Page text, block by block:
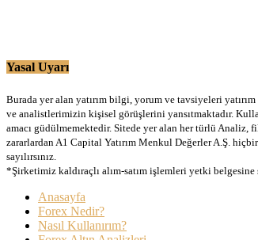
Yasal Uyarı
Burada yer alan yatırım bilgi, yorum ve tavsiyeleri
ve analistlerimizin kişisel görüşlerini yansıtmaktadır.
amacı güdülmemektedir. Sitede yer alan her türlü
zararlardan A1 Capital Yatırım Menkul Değerler A.Ş.
sayılırsınız.
*Şirketimiz kaldıraçlı alım-satım işlemleri yetki belgesine
Anasayfa
Forex Nedir?
Nasıl Kullanırım?